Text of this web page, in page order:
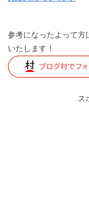
参考になったよって方
いたします！
ス